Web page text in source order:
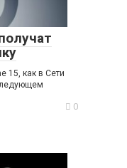
15, как в Сети
0